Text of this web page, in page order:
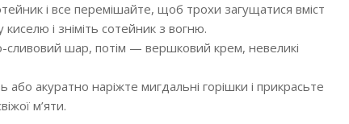
і все перемішайте, щоб трохи загущатися вміст
і зніміть сотейник з вогню.
сливовий шар, потім — вершковий крем, невеликі
акуратно наріжте мигдальні горішки і прикрасьте
м’яти.